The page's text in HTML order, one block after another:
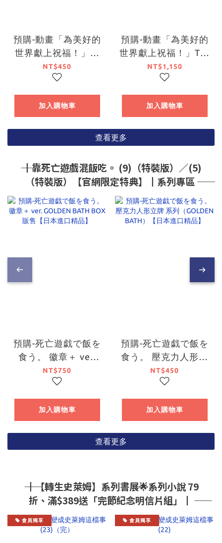
預購-動畫「為美好的
世界獻上祝福！」壓
克力人形立牌
Colorful ver. 系列
【日本進口精品】
NT$450
加入購物車
預購-動畫「為美好的
世界獻上祝福！」T恤
Colorful ver. 【日本
進口精品】
NT$1,150
加入購物車
查看更多
―― ┃靠死亡遊戲混飯吃。 (9)（特裝版）／(5)
（特裝版）【官網限定特典】┃系列專區 ――
預購-死亡遊戯で飯を
食う。 徽章＋ ver.
GOLDEN BATH BOX
販售【日本進口精
品】
NT$750
加入購物車
預購-死亡遊戯で飯を
食う。 壓克力人形立
牌 系列（GOLDEN
BATH）【日本進口精
品】
NT$450
加入購物車
查看更多
―― ┃【轉生史萊姆】系列書展🌟系列小說 79
折、滿$389送「完節紀念明信片組」┃ ――
會員獨享 會員獨享